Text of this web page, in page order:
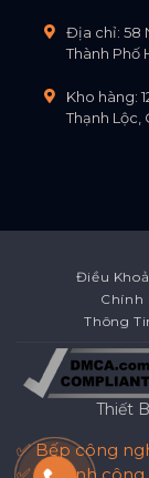
Địa chỉ: 58
Thành Phố
Kho hàng:
Thạnh Lộc,
Điều
Chính
Thông
Thiết
✅ Bếp công